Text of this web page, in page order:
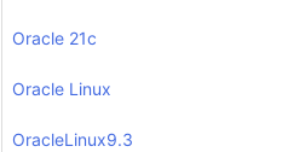
Oracle 21c
Oracle Linux
OracleLinux9.3